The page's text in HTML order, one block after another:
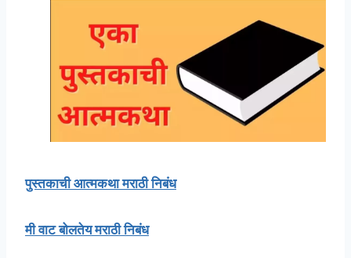
पुस्तकाची आत्मकथा मराठी निबंध
मी वाट बोलतेय मराठी निबंध